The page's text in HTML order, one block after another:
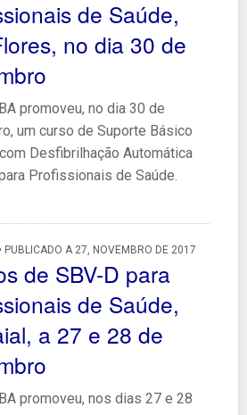
de Saúde,
no dia 30 de
promoveu, no dia 30 de
um curso de Suporte Básico
Desfibrilhação Automática
Profissionais de Saúde.
PUBLICADO A 27, NOVEMBRO DE 2017
de SBV-D para
de Saúde,
a 27 e 28 de
promoveu, nos dias 27 e 28